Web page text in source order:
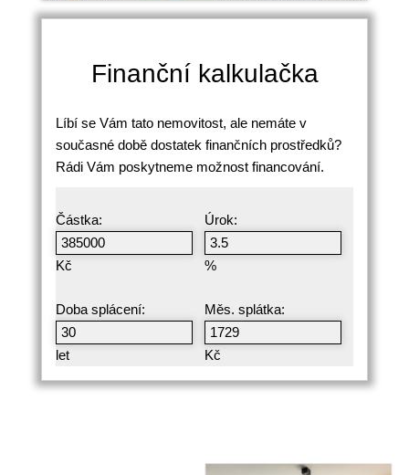
Finanční kalkulačka
Líbí se Vám tato nemovitost, ale nemáte v
současné době dostatek finančních prostředků?
Rádi Vám poskytneme možnost financování.
Částka:
Kč
Úrok:
%
Doba splácení:
let
Měs. splátka:
Kč